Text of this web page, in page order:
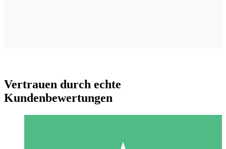
Vertrauen durch echte
Kundenbewertungen